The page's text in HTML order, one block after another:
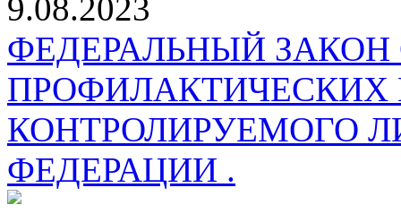
9.08.2023
ФЕДЕРАЛЬНЫЙ
КОНТРОЛИРУЕМОГО
ФЕДЕРАЦИИ .